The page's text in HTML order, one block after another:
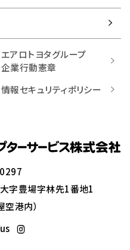
字豊場字林先1番地1
空港内）
エアロトヨタグループ
企業行動憲章
情報セキュリティポリシー